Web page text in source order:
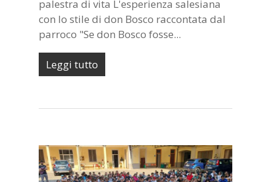
palestra di vita L'esperienza salesiana
con lo stile di don Bosco raccontata dal
parroco "Se don Bosco fosse...
Leggi tutto